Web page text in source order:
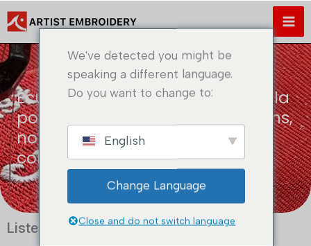
Skip
to
content
Écussons brodés de l'armée, de la
police et des pompiers : Fonctions,
normes de conception et guide
complet d'application
Liste des derniers messages
We've detected you might be
speaking a different language.
Do you want to change to:
English
Change Language
Close and do not switch language